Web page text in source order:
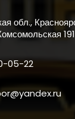
обл.,
191
05-22